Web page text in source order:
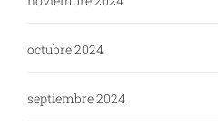
octubre 2024
septiembre 2024